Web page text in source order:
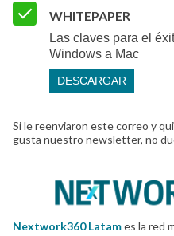
WHITEPAPER
Las claves para el
Windows a Mac
DESCARGAR
Si le reenviaron este correo y
gusta nuestro newsletter, no
Nextwork360 Latames la red